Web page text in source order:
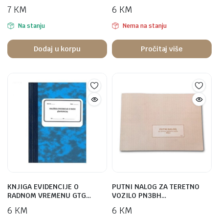
7 KM
Na stanju
Dodaj u korpu
6 KM
Nema na stanju
Pročitaj više
KNJIGA EVIDENCIJE O
RADNOM VREMENU GTG…
6 KM
PUTNI NALOG ZA TERETNO
VOZILO PN3BH…
6 KM